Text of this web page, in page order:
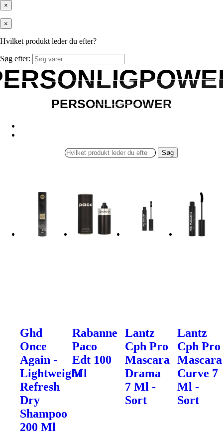
×
×
Hvilket produkt leder du efter?
Søg efter:
PERSONLIGPOWER
PERSONLIGPOWER
Søg
Ghd
Once
Again -
Lightweight
Refresh
Dry
Shampoo
200 Ml
Rabanne
Paco
Edt 100
Ml
Lantz
Cph Pro
Mascara
Drama
7 Ml -
Sort
Lantz
Cph Pro
Mascara
Curve 7
Ml -
Sort